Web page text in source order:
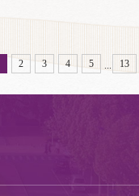
2 3 4 5 13